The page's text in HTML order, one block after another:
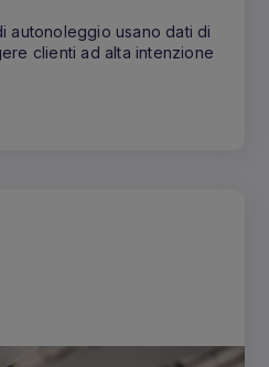
autonoleggio usano dati di
clienti ad alta intenzione